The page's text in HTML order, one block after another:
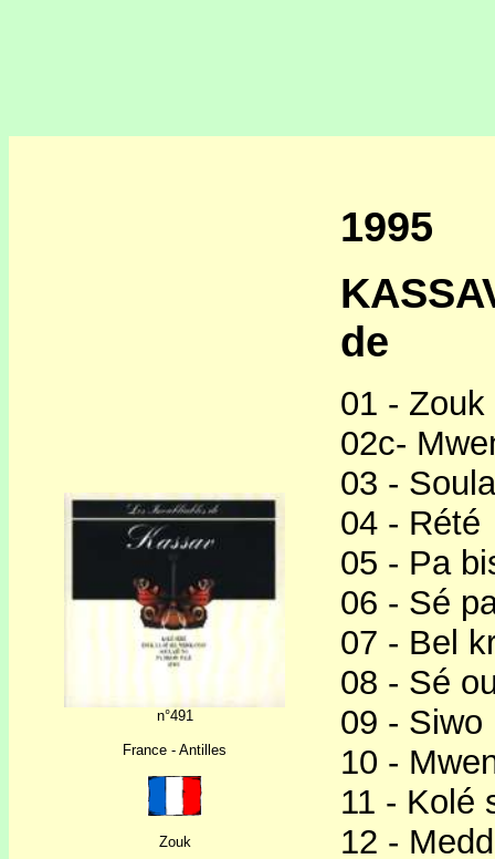
n°491
France - Antilles
Zouk
1995
de
01 -
02c-
03 -
04 - Rété
05 - Pa
06 - Sé
07 - Bel
08 - Sé
09 - Siwo
10 -
11 - Kolé
12 -